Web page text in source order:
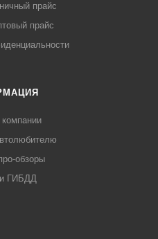
прайс
прайс
компании
обзоры
ГИБДД